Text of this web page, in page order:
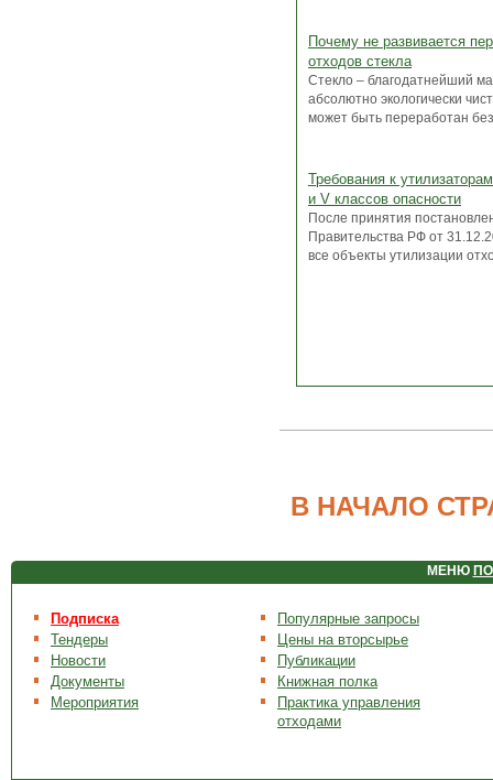
Почему не развивается
отходов стекла
Стекло – благодатнейший
абсолютно экологически
может быть переработан
Требования к
и V классов опасности
После принятия
Правительства РФ от
все объекты утилизации
В НАЧАЛО
МЕНЮ
Подписка
Тендеры
Новости
Документы
Мероприятия
Популярные запросы
Цены на вторсырье
Публикации
Книжная полка
Практика управления
отходами